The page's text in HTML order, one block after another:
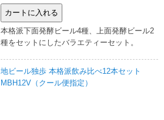
本格派下面発酵ビール4種、上面発酵ビール2
種をセットにしたバラエティーセット。
地ビール独歩 本格派飲み比べ12本セット
MBH12V（クール便指定）